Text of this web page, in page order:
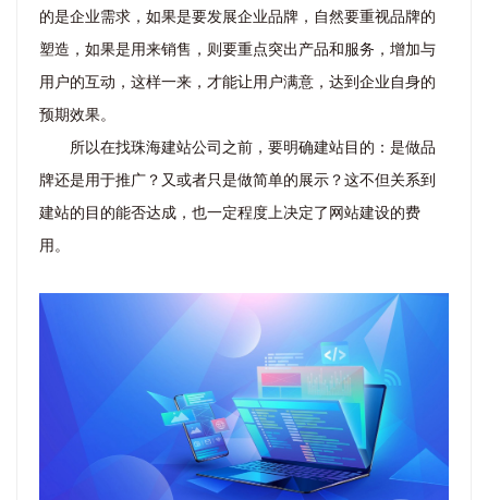
的是企业需求，如果是要发展企业品牌，自然要重视品牌的
塑造，如果是用来销售，则要重点突出产品和服务，增加与
用户的互动，这样一来，才能让用户满意，达到企业自身的
预期效果。
所以在找珠海建站公司之前，要明确建站目的：是做品
牌还是用于推广？又或者只是做简单的展示？这不但关系到
建站的目的能否达成，也一定程度上决定了网站建设的费
用。